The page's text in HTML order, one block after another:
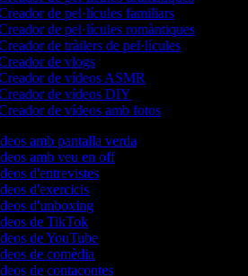
de pel·lícules familiars
de pel·lícules romàntiques
de tràilers de pel·lícules
de vlogs
de vídeos ASMR
de vídeos DIY
de vídeos amb fotos
amb pantalla verda
amb veu en off
d'entrevistes
d'exercicis
d'unboxing
de TikTok
de YouTube
de comèdia
de contacontes